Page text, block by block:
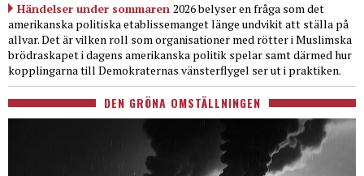
Händelser under sommaren 2026 belyser en fråga som det
amerikanska politiska etablissemanget länge undvikit att ställa på
allvar. Det är vilken roll som organisationer med rötter i Muslimska
brödraskapet i dagens amerikanska politik spelar samt därmed hur
kopplingarna till Demokraternas vänsterflygel ser ut i praktiken.
DEN GRÖNA OMSTÄLLNINGEN